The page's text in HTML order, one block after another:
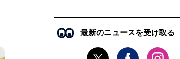
最新のニュースを受け取る